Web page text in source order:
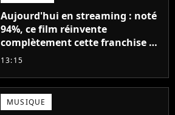
Aujourd'hui en streaming : noté
94%, ce film réinvente
complètement cette franchise de
science-fiction vieille de 40 ans
13:15
MUSIQUE